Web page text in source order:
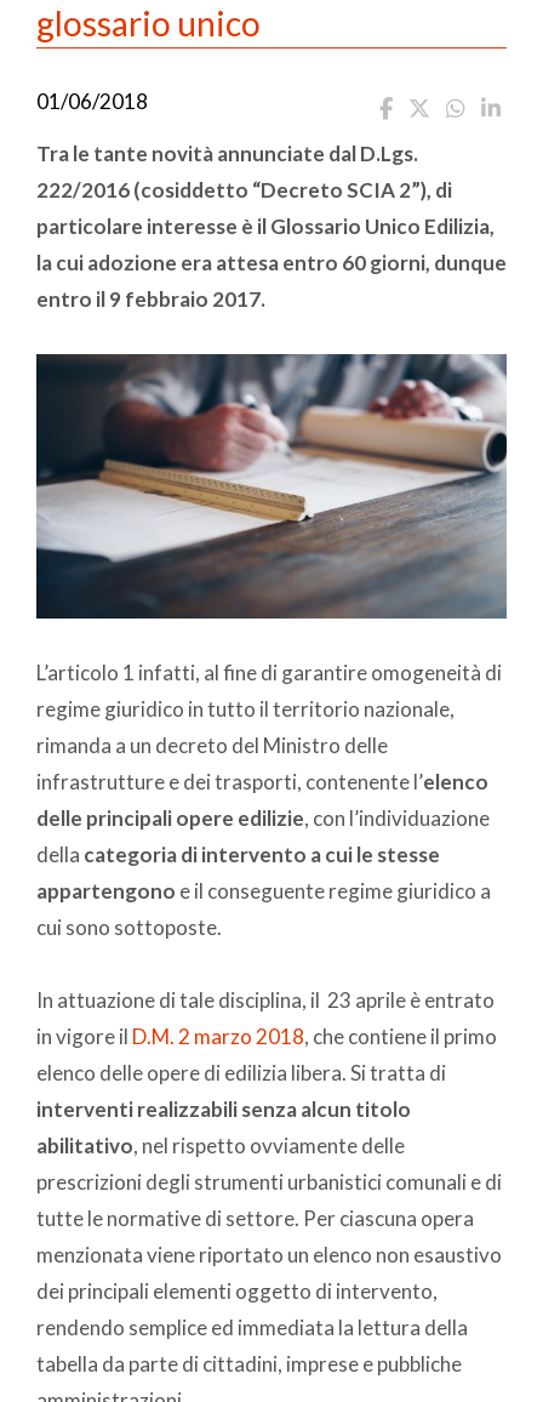
glossario unico
01/06/2018
Tra le tante novità annunciate dal D.Lgs.
222/2016 (cosiddetto “Decreto SCIA 2”), di
particolare interesse è il Glossario Unico Edilizia,
la cui adozione era attesa entro 60 giorni, dunque
entro il 9 febbraio 2017.
L’articolo 1 infatti, al fine di garantire omogeneità di
regime giuridico in tutto il territorio nazionale,
rimanda a un decreto del Ministro delle
infrastrutture e dei trasporti, contenente l’elenco
delle principali opere edilizie, con l’individuazione
della categoria di intervento a cui le stesse
appartengono e il conseguente regime giuridico a
cui sono sottoposte.
In attuazione di tale disciplina, il 23 aprile è entrato
in vigore il D.M. 2 marzo 2018, che contiene il primo
elenco delle opere di edilizia libera. Si tratta di
interventi realizzabili senza alcun titolo
abilitativo, nel rispetto ovviamente delle
prescrizioni degli strumenti urbanistici comunali e di
tutte le normative di settore. Per ciascuna opera
menzionata viene riportato un elenco non esaustivo
dei principali elementi oggetto di intervento,
rendendo semplice ed immediata la lettura della
tabella da parte di cittadini, imprese e pubbliche